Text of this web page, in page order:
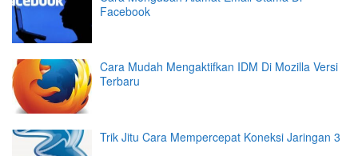
Facebook
Cara Mudah Mengaktifkan IDM Di Mozilla Versi
Terbaru
Trik Jitu Cara Mempercepat Koneksi Jaringan 3